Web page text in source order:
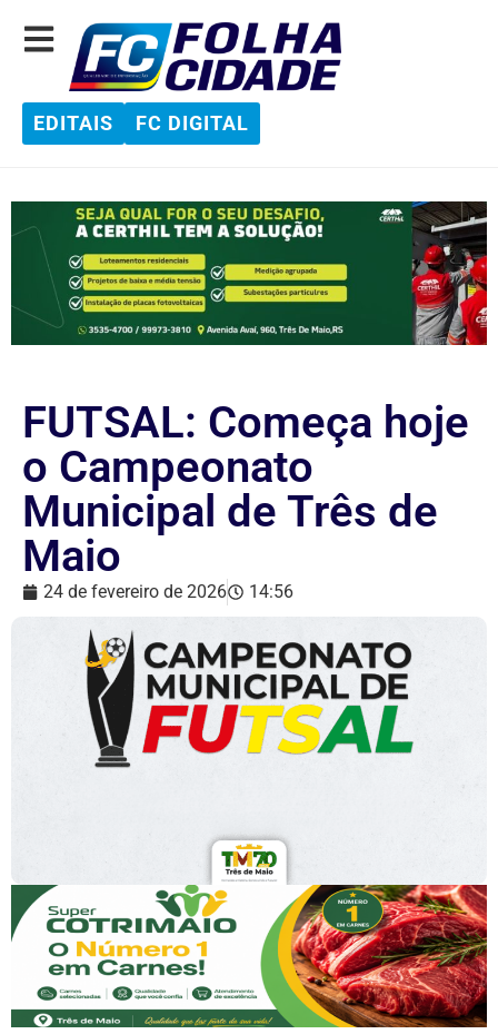
EDITAIS FC DIGITAL
FUTSAL: Começa hoje
o Campeonato
Municipal de Três de
Maio
24 de fevereiro de 2026 14:56